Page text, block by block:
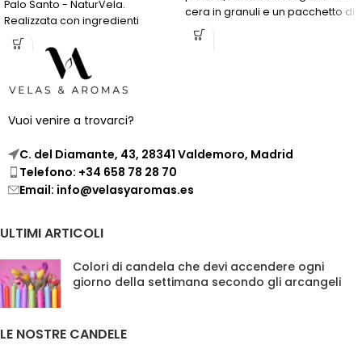
Palo Santo - NaturVela.
Realizzata con ingredienti
naturali, questa candela offre 48
ore di luce calda e un aroma
che eleva qualsiasi ambiente.
cera in granuli e un pacchetto di
14 stoppini di varie dimensioni
per creare la tua candela
qualsiasi ambiente, adattandosi
Vuoi venire a trovarci?
C. del Diamante, 43, 28341 Valdemoro, Madrid
Telefono: +34 658 78 28 70
Email: info@velasyaromas.es
ULTIMI ARTICOLI
Colori di candela che devi accendere ogni
giorno della settimana secondo gli arcangeli
LE NOSTRE CANDELE